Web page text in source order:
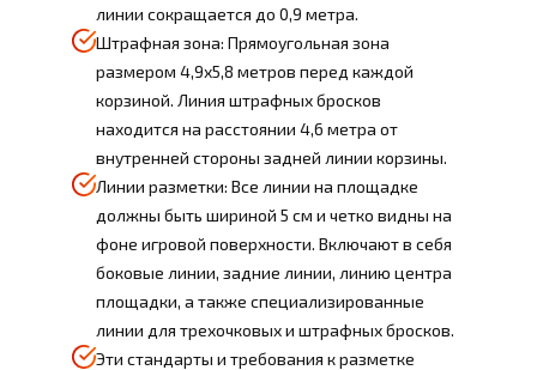
линии сокращается до 0,9 метра.
Штрафная зона: Прямоугольная зона
размером 4,9х5,8 метров перед каждой
корзиной. Линия штрафных бросков
находится на расстоянии 4,6 метра от
внутренней стороны задней линии корзины.
Линии разметки: Все линии на площадке
должны быть шириной 5 см и четко видны на
фоне игровой поверхности. Включают в себя
боковые линии, задние линии, линию центра
площадки, а также специализированные
линии для трехочковых и штрафных бросков.
Эти стандарты и требования к разметке